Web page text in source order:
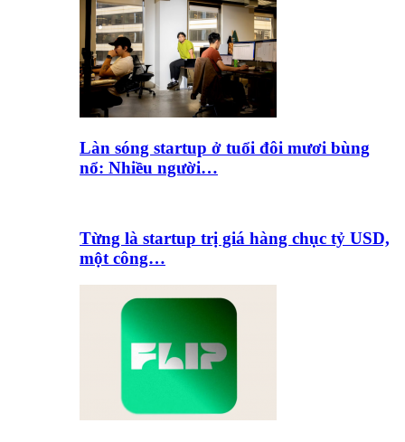
Làn sóng startup ở tuổi đôi mươi bùng
nổ: Nhiều người…
Từng là startup trị giá hàng chục tỷ USD,
một công…